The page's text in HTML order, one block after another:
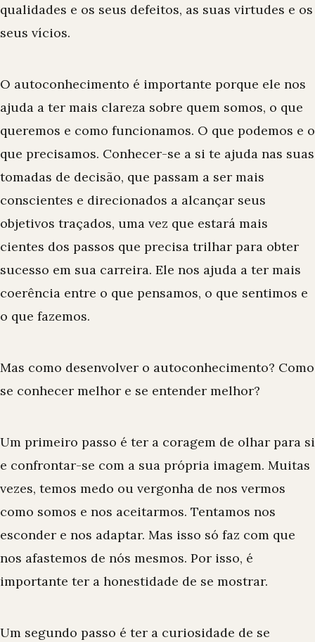
qualidades e os seus defeitos, as suas virtudes e os
seus vícios.
O autoconhecimento é importante porque ele nos
ajuda a ter mais clareza sobre quem somos, o que
queremos e como funcionamos. O que podemos e o
que precisamos. Conhecer-se a si te ajuda nas suas
tomadas de decisão, que passam a ser mais
conscientes e direcionados a alcançar seus
objetivos traçados, uma vez que estará mais
cientes dos passos que precisa trilhar para obter
sucesso em sua carreira. Ele nos ajuda a ter mais
coerência entre o que pensamos, o que sentimos e
o que fazemos.
Mas como desenvolver o autoconhecimento? Como
se conhecer melhor e se entender melhor?
Um primeiro passo é ter a coragem de olhar para si
e confrontar-se com a sua própria imagem. Muitas
vezes, temos medo ou vergonha de nos vermos
como somos e nos aceitarmos. Tentamos nos
esconder e nos adaptar. Mas isso só faz com que
nos afastemos de nós mesmos. Por isso, é
importante ter a honestidade de se mostrar.
Um segundo passo é ter a curiosidade de se